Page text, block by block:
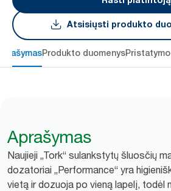
Atsisiųsti produkto
Produkto duomenys
Aprašymas
Naujieji „Tork“ sulankstytų šluosčių
dozatoriai „Performance“ yra
vietą ir dozuoja po vieną lapelį, todėl